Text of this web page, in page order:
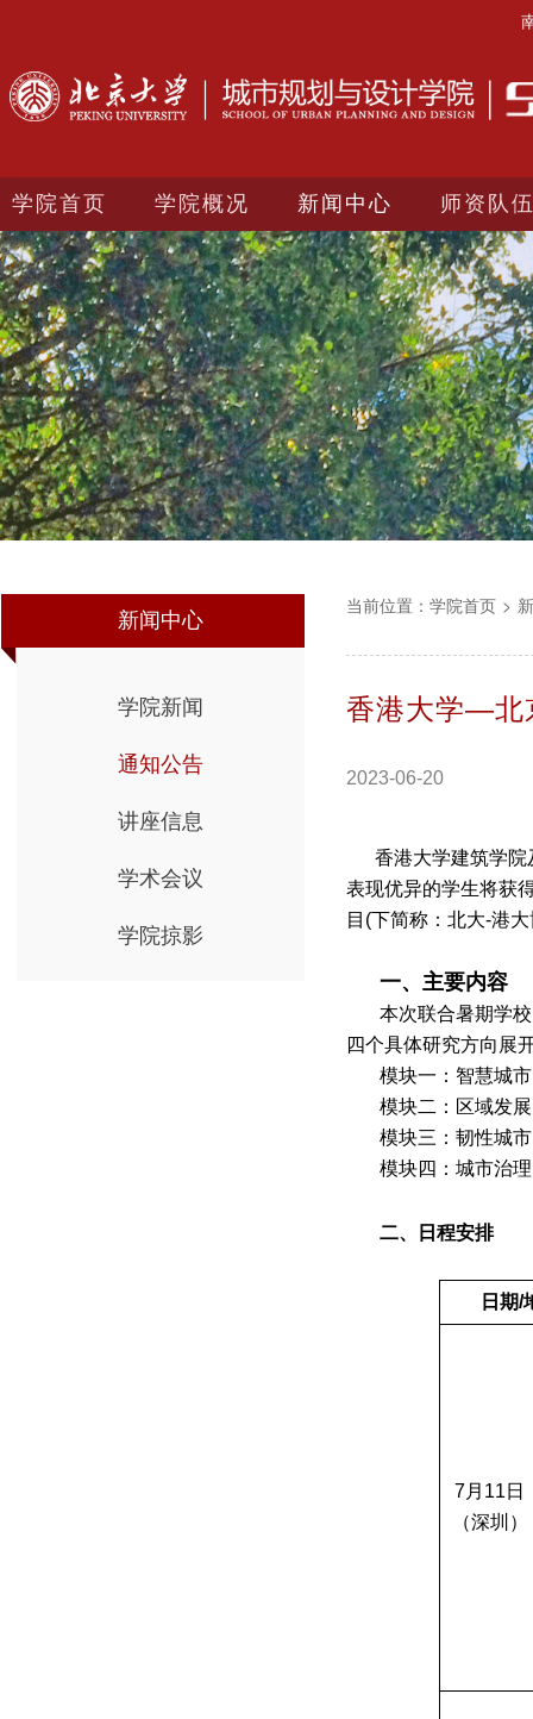
学院首页 学院概况 新闻中心 师资队
新闻中心
学院新闻
通知公告
讲座信息
学术会议
学院掠影
当前位置： 学院首页 >
香港大学—北
2023-06-20
香港大学建筑学院
表现优异的学生将获
目 (下简称：北大-港
一、主要内容
本次联合暑期学
四个具体研究方向展
模块一：智慧城
模块二：区域发
模块三：韧性城
模块四：城市治
二、日程安排
日期/
7月 11 日
（深圳）